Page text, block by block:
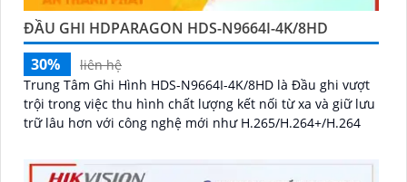
ĐẦU GHI HDPARAGON HDS-N9664I-4K/8HD
30%
liên hệ
Trung Tâm Ghi Hình HDS-N9664I-4K/8HD là Đầu ghi vượt
trội trong việc thu hình chất lượng kết nối từ xa và giữ lưu
trữ lâu hơn với công nghệ mới như H.265/H.264+/H.264